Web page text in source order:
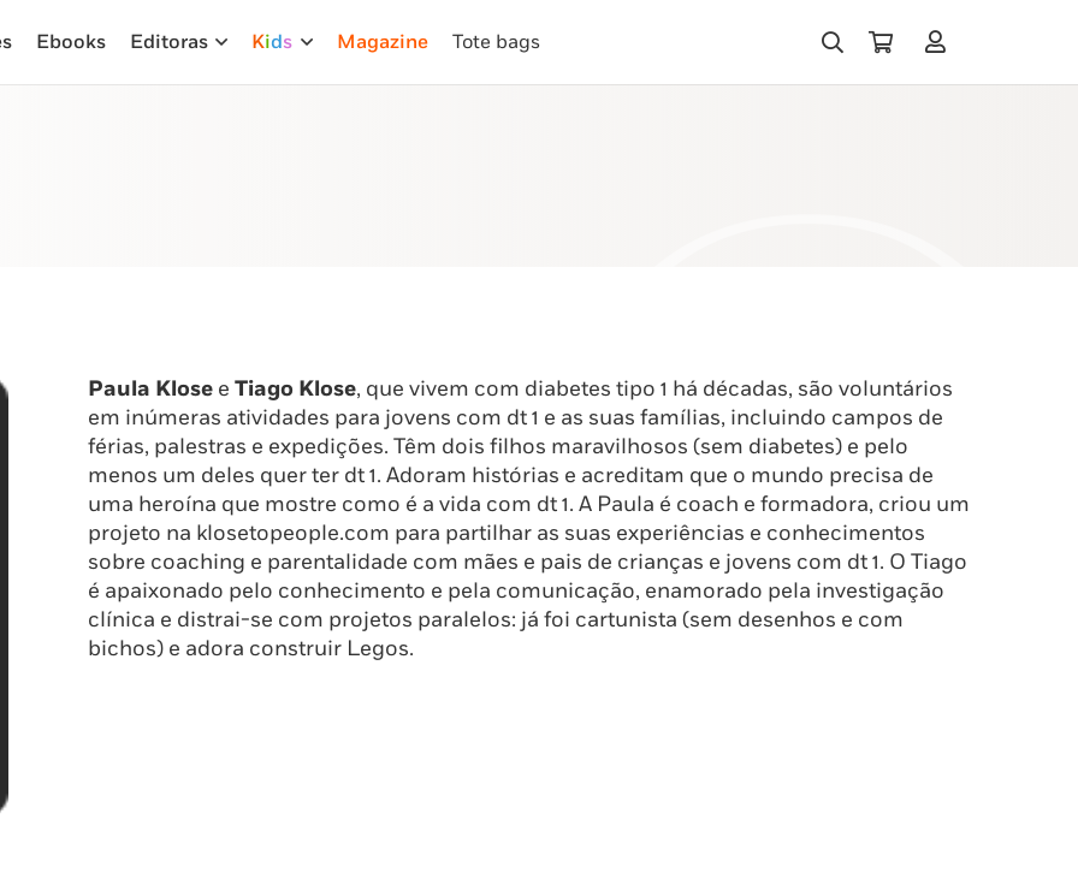
Ebooks Editoras Kids Magazine Tote bags
Paula Klose eTiago Klose, que vivem com diabetes tipo 1 há décadas, são voluntários
em inúmeras atividades para jovens com dt 1 e as suas famílias, incluindo campos de
férias, palestras e expedições. Têm dois filhos maravilhosos (sem diabetes) e pelo
menos um deles quer ter dt 1. Adoram histórias e acreditam que o mundo precisa de
uma heroína que mostre como é a vida com dt 1. A Paula é coach e formadora, criou um
projeto na klosetopeople.com para partilhar as suas experiências e conhecimentos
sobre coaching e parentalidade com mães e pais de crianças e jovens com dt 1. O Tiago
é apaixonado pelo conhecimento e pela comunicação, enamorado pela investigação
clínica e distrai-se com projetos paralelos: já foi cartunista (sem desenhos e com
bichos) e adora construir Legos.